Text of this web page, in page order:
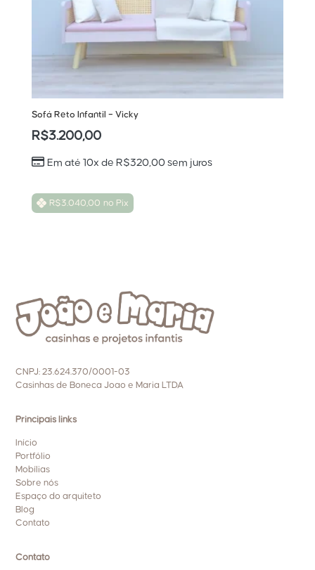
Sofá Reto Infantil – Vicky
R$3.200,00
Em até 10x de R$320,00 sem juros
R$3.040,00 no Pix
CNPJ: 23.624.370/0001-03
Casinhas de Boneca Joao e Maria LTDA
Principais links
Início
Portfólio
Mobílias
Sobre nós
Espaço do arquiteto
Blog
Contato
Contato